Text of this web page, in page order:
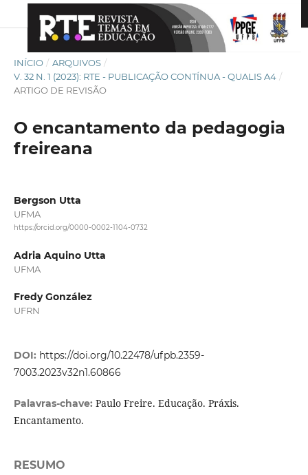
INÍCIO / ARQUIVOS /
V. 32 N. 1 (2023): RTE - PUBLICAÇÃO CONTÍNUA - QUALIS A4 /
ARTIGO DE REVISÃO
O encantamento da pedagogia
freireana
Bergson Utta
UFMA
https://orcid.org/0000-0002-1104-0732
Adria Aquino Utta
UFMA
Fredy González
UFRN
DOI: https://doi.org/10.22478/ufpb.2359-
7003.2023v32n1.60866
Palavras-chave: Paulo Freire. Educação. Práxis.
Encantamento.
RESUMO